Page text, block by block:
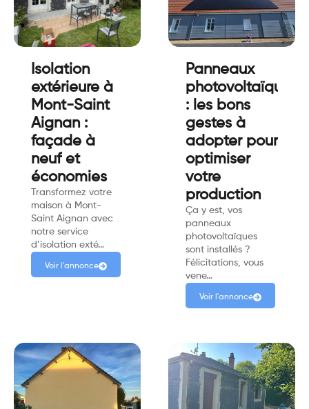
Isolation
extérieure à
Mont-Saint
Aignan :
façade à
neuf et
économies
Transformez votre
maison à Mont-
Saint Aignan avec
notre service
d’isolation exté…
Voir l'annonce
Panneaux
photovoltaïques
: les bons
gestes à
adopter pour
optimiser
votre
production
Ça y est, vos
panneaux
photovoltaïques
sont installés ?
Félicitations, vous
vene…
Voir l'annonce